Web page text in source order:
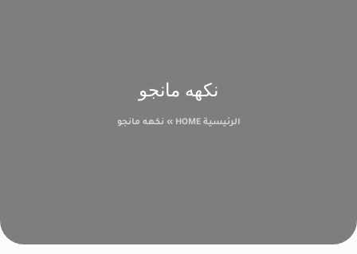
نكهه مانجو
الرئيسية HOME » نكهه مانجو